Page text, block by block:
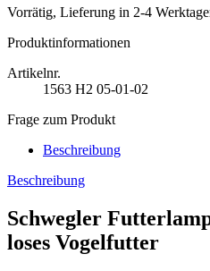
Vorrätig, Lieferung in 2-4
Produktinformationen
Artikelnr.
1563 H2 05-01-02
Frage zum Produkt
Beschreibung
Beschreibung
Schwegler
loses Vogelfutter